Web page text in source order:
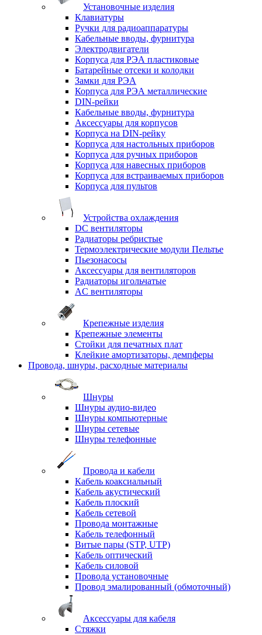
Установочные изделия
Клавиатуры
Ручки для радиоаппаратуры
Кабельные вводы, фурнитура
Электродвигатели
Корпуса для РЭА пластиковые
Батарейные отсеки и колодки
Замки для РЭА
Корпуса для РЭА металлические
DIN-рейки
Кабельные вводы, фурнитура
Аксессуары для корпусов
Корпуса на DIN-рейку
Корпуса для настольных приборов
Корпуса для ручных приборов
Корпуса для навесных приборов
Корпуса для встраиваемых приборов
Корпуса для пультов
Устройства охлаждения
DC вентиляторы
Радиаторы ребристые
Термоэлектрические модули Пельтье
Пьезонасосы
Аксессуары для вентиляторов
Радиаторы игольчатые
AC вентиляторы
Крепежные изделия
Крепежные элементы
Стойки для печатных плат
Клейкие амортизаторы, демпферы
Провода, шнуры, расходные материалы
Шнуры
Шнуры аудио-видео
Шнуры компьютерные
Шнуры сетевые
Шнуры телефонные
Провода и кабели
Кабель коаксиальный
Кабель акустический
Кабель плоский
Кабель сетевой
Провода монтажные
Кабель телефонный
Витые пары (STP, UTP)
Кабель оптический
Кабель силовой
Провода установочные
Провод эмалированный (обмоточный)
Аксессуары для кабеля
Стяжки